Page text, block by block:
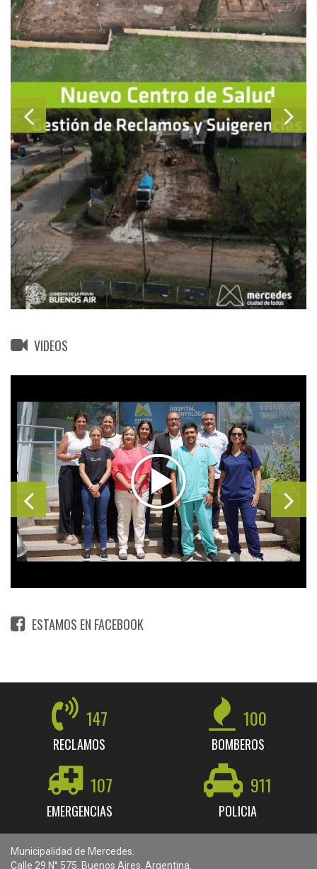
VIDEOS
ESTAMOS EN FACEBOOK
147
RECLAMOS
100
BOMBEROS
107
EMERGENCIAS
911
POLICIA
Municipalidad de Mercedes.
Calle 29 N° 575. Buenos Aires. Argentina.